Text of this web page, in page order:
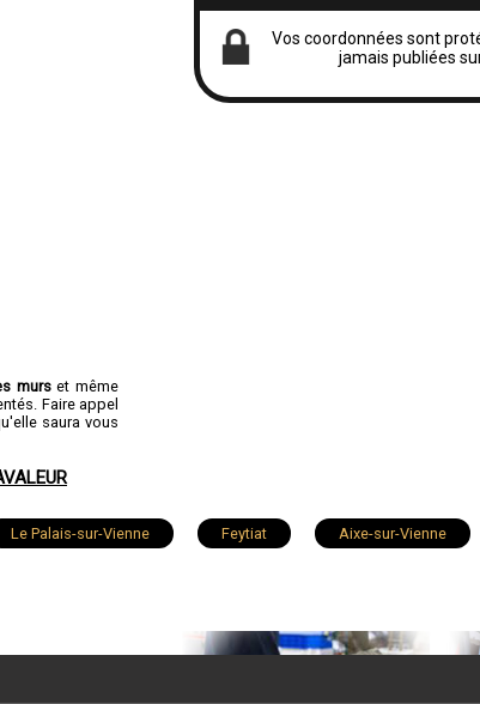
Vos coordonnées sont
jamais publiées
murset même
Faire appel
saura vous
Le Palais-sur-Vienne Feytiat Aixe-sur-Vienne
Oradour-sur-Glane Eymoutiers